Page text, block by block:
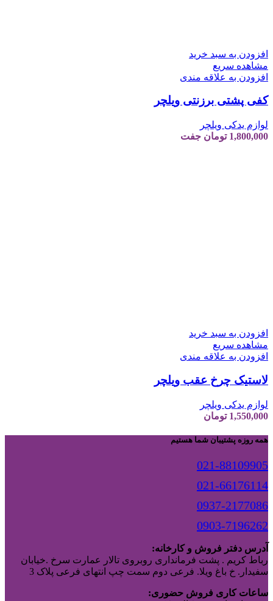
افزودن به سبد خرید
مشاهده سریع
افزودن به علاقه مندی
کفی پشتی برزنتی ویلچر
لوازم یدکی ویلچر
1,800,000 تومان جفت
افزودن به سبد خرید
مشاهده سریع
افزودن به علاقه مندی
لاستیک چرخ عقب ویلچر
لوازم یدکی ویلچر
1,550,000 تومان
همه روزه پشتیبان شما هستیم
021-88109905
021-66176114
0937-2177086
0903-7196262
آدرس دفتر فروش و کارخانه:
رباط کریم . پشت فرمانداری روبروی تالار عمارت سرخ .خیابان
سفیدار. خ باغ ویلا. فرعی دوم سمت چپ انتهای فرعی پلاک 3
ساعات کاری فروش حضوری: